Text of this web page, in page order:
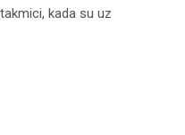
kada su uz